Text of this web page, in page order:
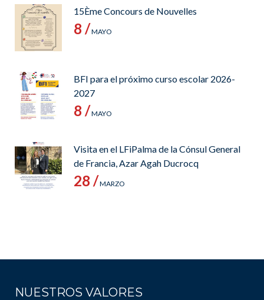
15Ème Concours de Nouvelles
8 /MAYO
BFI para el próximo curso escolar 2026-
2027
8 /MAYO
Visita en el LFiPalma de la Cónsul General
de Francia, Azar Agah Ducrocq
28 /MARZO
NUESTROS VALORES